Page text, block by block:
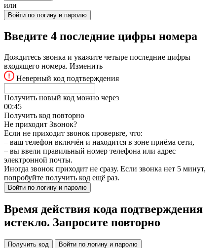
или
Войти по логину и паролю
Введите 4 последние цифры номера
Дождитесь звонка и укажите четыре последние цифры
входящего номера. Изменить
Неверный код подтверждения
Получить новый код можно через
00:45
Получить код повторно
Не приходит Звонок?
Если не приходит звонок проверьте, что:
– ваш телефон включён и находится в зоне приёма сети,
– вы ввели правильный номер телефона или адрес
электронной почты.
Иногда звонок приходит не сразу. Если звонка нет 5 минут,
попробуйте получить код ещё раз.
Войти по логину и паролю
Время действия кода подтверждения
истекло. Запросите повторно
Получить код Войти по логину и паролю